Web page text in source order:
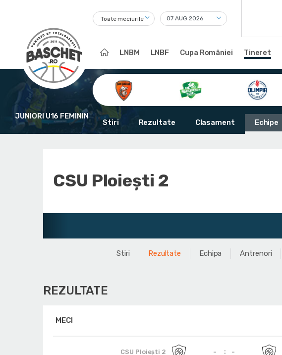
Toate meciurile
LNBM LNBF Cupa României Tineret
JUNIORI U16 FEMININ
Stiri Rezultate Clasament Echipe
CSU Ploieşti 2
Stiri Rezultate Echipa Antrenori
REZULTATE
MECI
CSU Ploieşti 2 - -